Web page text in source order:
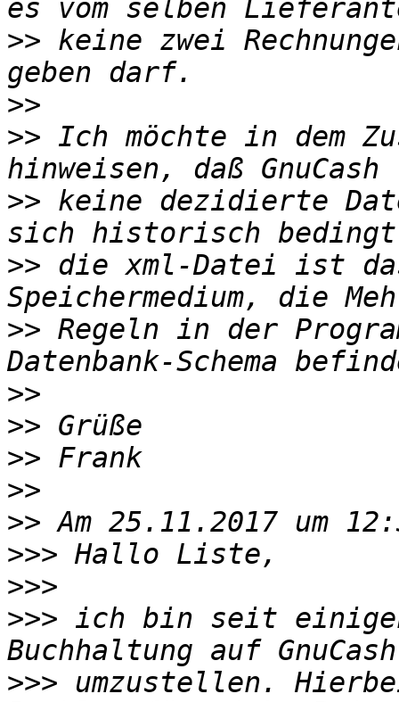
>> keine zwei
>>
>> Ich möchte in dem
>> keine dezidierte
>> die xml-Datei ist
>> Regeln in der
>>
>>
>>
>>
>>
>>>
>>>
>>> ich bin seit einigen
>>> umzustellen.